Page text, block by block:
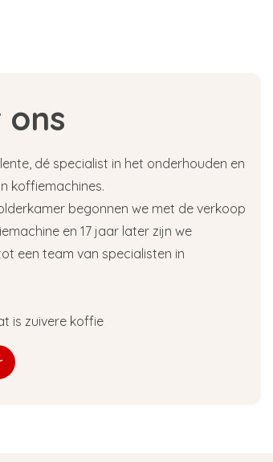
ons
dé specialist in het onderhouden en
koffiemachines.
begonnen we met de verkoop
en 17 jaar later zijn we
een team van specialisten in
is zuivere koffie